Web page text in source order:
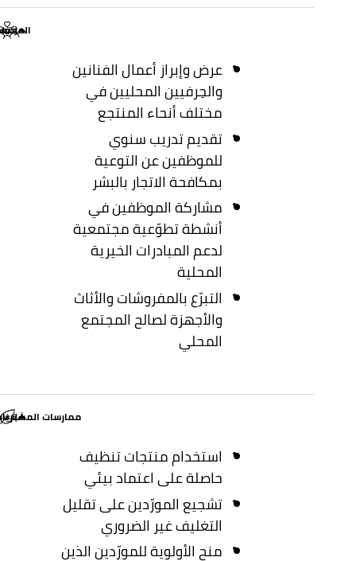
عرض وإبراز أعمال الفنانين
والحِرفيين المحليين في
مختلف أنحاء المنتجع
تقديم تدريب سنوي
للموظفين عن التوعية
بمكافحة الاتجار بالبشر
مشاركة الموظفين في
أنشطة تطوّعية مجتمعية
لدعم المبادرات الخيرية
المحلية
التبرّع بالمفروشات والأثاث
والأجهزة لصالح المجتمع
المحلي
ممارسات
استخدام منتجات تنظيف
حاصلة على اعتماد بيئي
تشجيع المورّدين على تقليل
التغليف غير الضروري
منح الأولوية للمورّدين الذين